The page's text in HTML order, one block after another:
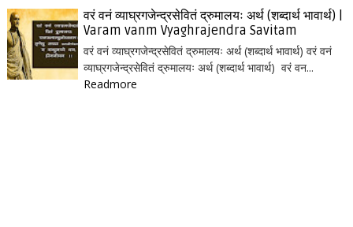
वरं वनं व्याघ्रगजेन्द्रसेवितं द्रुमालयः अर्थ (शब्दार्थ भावार्थ) |
Varam vanm Vyaghrajendra Savitam
वरं वनं व्याघ्रगजेन्द्रसेवितं द्रुमालयः अर्थ (शब्दार्थ भावार्थ) वरं वनं
व्याघ्रगजेन्द्रसेवितं द्रुमालयः अर्थ (शब्दार्थ भावार्थ) वरं वन...
Readmore